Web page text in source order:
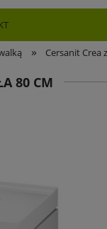
» Cersanit Crea
80 CM